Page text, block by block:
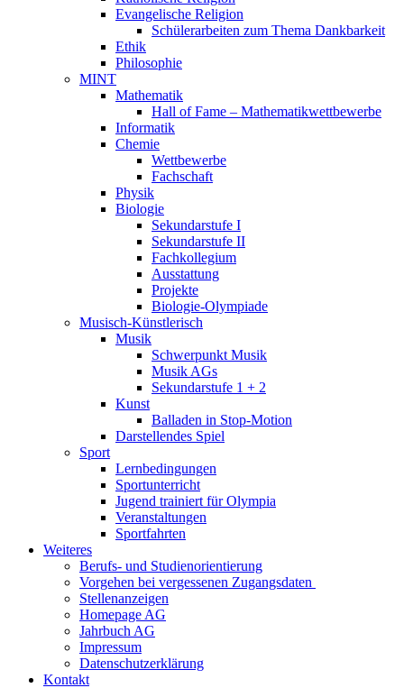
Evangelische Religion
Schülerarbeiten zum Thema Dankbarkeit
Ethik
Philosophie
MINT
Mathematik
Hall of Fame – Mathematikwettbewerbe
Informatik
Chemie
Wettbewerbe
Fachschaft
Physik
Biologie
Sekundarstufe I
Sekundarstufe II
Fachkollegium
Ausstattung
Projekte
Biologie-Olympiade
Musisch-Künstlerisch
Musik
Schwerpunkt Musik
Musik AGs
Sekundarstufe 1 + 2
Kunst
Balladen in Stop-Motion
Darstellendes Spiel
Sport
Lernbedingungen
Sportunterricht
Jugend trainiert für Olympia
Veranstaltungen
Sportfahrten
Weiteres
Berufs- und Studienorientierung
Vorgehen bei vergessenen Zugangsdaten
Stellenanzeigen
Homepage AG
Jahrbuch AG
Impressum
Datenschutzerklärung
Kontakt